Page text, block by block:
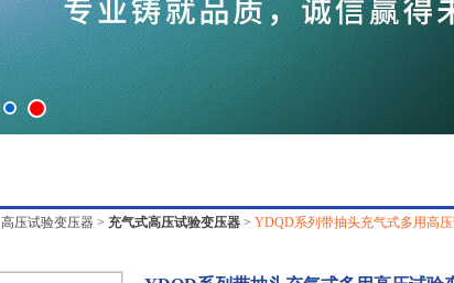
高压试验变压器 > 充气式高压试验变压器 > YDQD系列带抽头充气式多用高